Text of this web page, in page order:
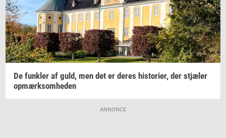
De funk­ler af guld, men det er deres hi­sto­ri­er, der stjæ­ler
op­mærk­som­he­den
ANNONCE